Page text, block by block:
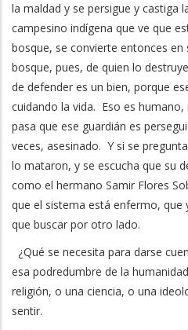
la maldad y se persigue y castiga
campesino indígena que ve que
bosque, se convierte entonces
bosque, pues, de quien lo
de defender es un bien, porque
cuidando la vida. Eso es
pasa que ese guardián es
veces, asesinado. Y si se
lo mataron, y se escucha que su
como el hermano Samir Flores
que el sistema está enfermo, que
que buscar por otro lado.
¿Qué se necesita para darse
esa podredumbre de la
religión, o una ciencia, o una
sentir.